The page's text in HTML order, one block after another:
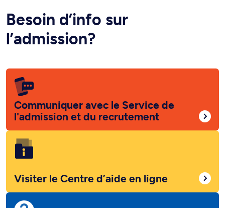
Besoin d’info sur
l’admission?
Communiquer avec le Service de
l'admission et du recrutement
Visiter le Centre d’aide en ligne